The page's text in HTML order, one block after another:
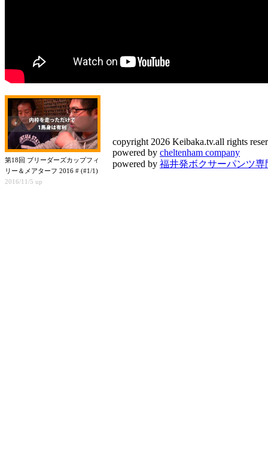
第18回 ブリーダーズカップフィ
リー＆メアターフ 2016 # (#1/1)
2016/11/5 up
copyright 2026 Keibaka.tv.all rights
powered by cheltenham company
powered by 福井発ボクサーパンツ専